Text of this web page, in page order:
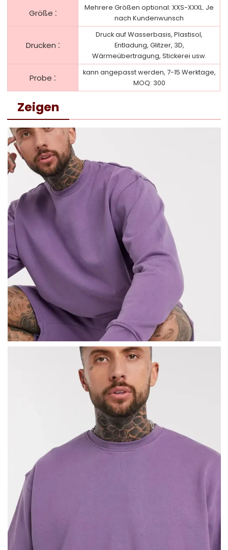
Größe :
Mehrere Größen optional: XXS-XXXL. Je
nach Kundenwunsch
Drucken :
Druck auf Wasserbasis, Plastisol,
Entladung, Glitzer, 3D,
Wärmeübertragung, Stickerei usw.
Probe :
kann angepasst werden, 7-15 Werktage,
MOQ: 300
Zeigen